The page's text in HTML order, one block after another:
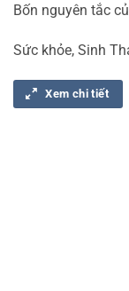
Bốn nguyên tắc
Sức khỏe, Sinh
Xem chi tiết